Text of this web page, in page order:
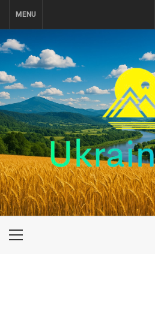
MENU
UKRAINE-IS
ПОДОРОЖI ПО УКРАЇНІ
Primary